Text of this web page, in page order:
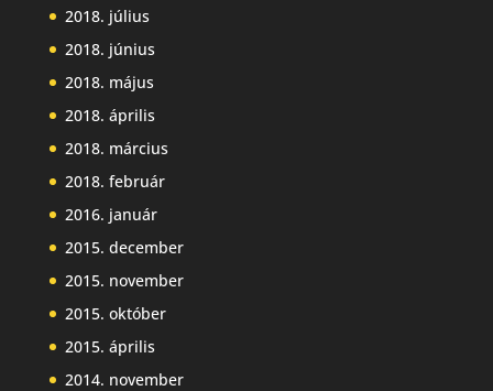
2018. július
2018. június
2018. május
2018. április
2018. március
2018. február
2016. január
2015. december
2015. november
2015. október
2015. április
2014. november